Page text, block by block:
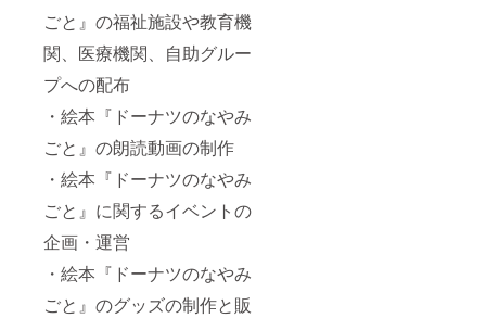
ごと』の福祉施設や教育機
関、医療機関、自助グルー
プへの配布
・絵本『ドーナツのなやみ
ごと』の朗読動画の制作
・絵本『ドーナツのなやみ
ごと』に関するイベントの
企画・運営
・絵本『ドーナツのなやみ
ごと』のグッズの制作と販